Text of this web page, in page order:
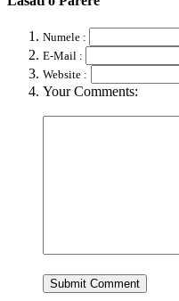
Numele :
E-Mail :
Website :
Your Comments: